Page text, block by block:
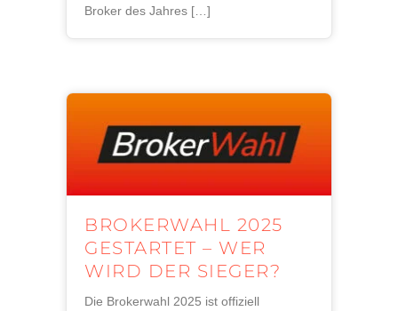
Broker des Jahres […]
BROKERWAHL 2025
GESTARTET – WER
WIRD DER SIEGER?
Die Brokerwahl 2025 ist offiziell